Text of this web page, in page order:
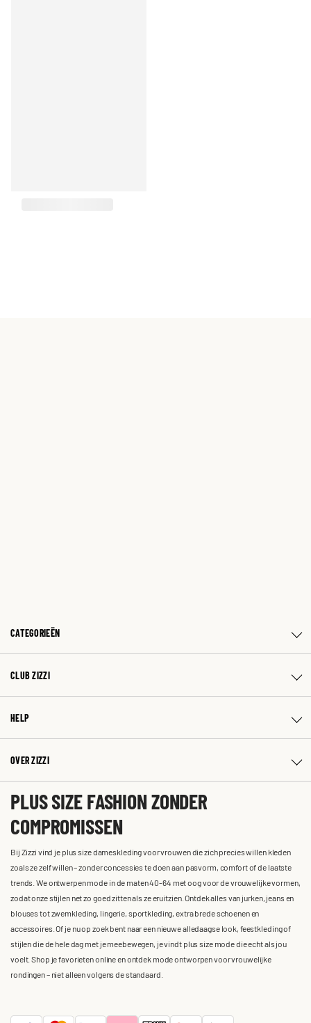
CATEGORIEËN
CLUB ZIZZI
HELP
OVER ZIZZI
PLUS SIZE FASHION ZONDER
COMPROMISSEN
Bij Zizzi vind je plus size dameskleding voor vrouwen die zich precies willen kleden
zoals ze zelf willen – zonder concessies te doen aan pasvorm, comfort of de laatste
trends. We ontwerpen mode in de maten 40-64 met oog voor de vrouwelijke vormen,
zodat onze stijlen net zo goed zitten als ze eruitzien. Ontdek alles van jurken, jeans en
blouses tot zwemkleding, lingerie, sportkleding, extra brede schoenen en
accessoires. Of je nu op zoek bent naar een nieuwe alledaagse look, feestkleding of
stijlen die de hele dag met je meebewegen, je vindt plus size mode die echt als jou
voelt. Shop je favorieten online en ontdek mode ontworpen voor vrouwelijke
rondingen – niet alleen volgens de standaard.